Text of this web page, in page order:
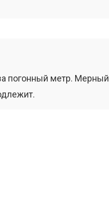
погонный метр.